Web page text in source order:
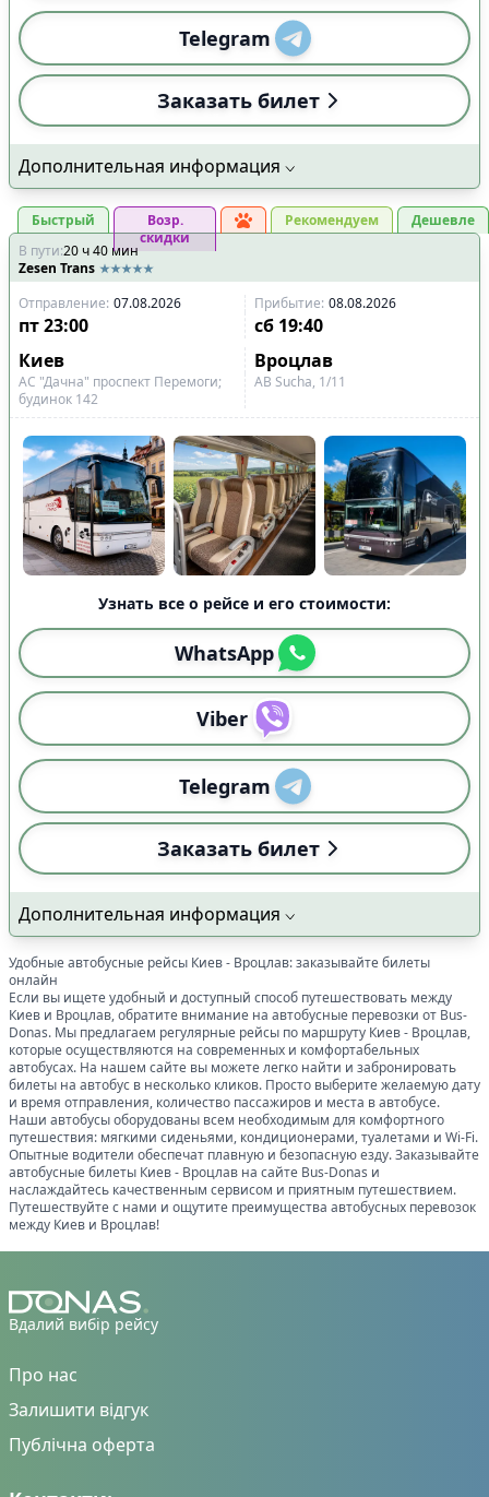
Telegram
Заказать билет
Дополнительная информация
Быстрый
Возр.
скидки
Рекомендуем
Дешевле
В пути:20ч40 мин
Zesen Trans
Отправление: 07.08.2026 Прибытие: 08.08.2026
пт23:00 сб 19:40
Киев
Вроцлав
АС "Дачна" проспект Перемоги;
будинок 142
АВ Sucha, 1/11
Узнать все о рейсе и его стоимости:
WhatsApp
Viber
Telegram
Заказать билет
Дополнительная информация
Удобные автобусные рейсы Киев- Вроцлав: заказывайте билеты
онлайн
Если вы ищете удобный и доступный способ путешествовать между
Киев и Вроцлав, обратите внимание на автобусные перевозки от Bus-
Donas. Мы предлагаем регулярные рейсы по маршруту Киев- Вроцлав,
которые осуществляются на современных и комфортабельных
автобусах. На нашем сайте вы можете легко найти и забронировать
билеты на автобус в несколько кликов. Просто выберите желаемую дату
и время отправления, количество пассажиров и места в автобусе.
Наши автобусы оборудованы всем необходимым для комфортного
путешествия: мягкими сиденьями, кондиционерами, туалетами и Wi-Fi.
Опытные водители обеспечат плавную и безопасную езду. Заказывайте
автобусные билеты Киев- Вроцлав на сайте Bus-Donas и
наслаждайтесь качественным сервисом и приятным путешествием.
Путешествуйте с нами и ощутите преимущества автобусных перевозок
между Киев и Вроцлав!
Вдалий вибір рейсу
Про нас
Залишити відгук
Публічна оферта